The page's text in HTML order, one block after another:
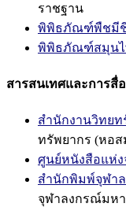
ราชฐาน
พิพิธภัณฑ์พืชมี
พิพิธภัณฑ์สมุนไ
สารสนเทศและการสื่
สำนักงานวิทย
ทรัพยากร (หอส
ศูนย์หนังสือแห่ง
สำนักพิมพ์จุฬา
จุฬาลงกรณ์มห